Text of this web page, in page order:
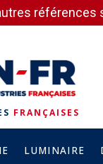
FRANÇAISES
LUMINAIRE